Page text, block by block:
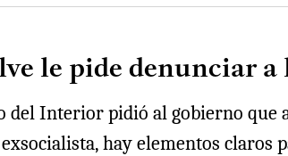
le pide denunciar
del Interior pidió al gobierno que
hay elementos